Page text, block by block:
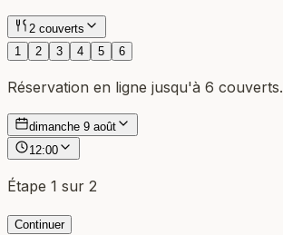
2 couverts
1
2 3 4 5 6
Réservation en ligne jusqu'à 6 couverts.
dimanche 9 août
12:00
Étape 1 sur 2
Continuer